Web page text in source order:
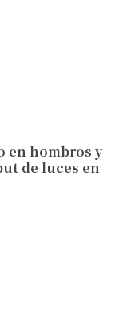
en hombros y
de luces en